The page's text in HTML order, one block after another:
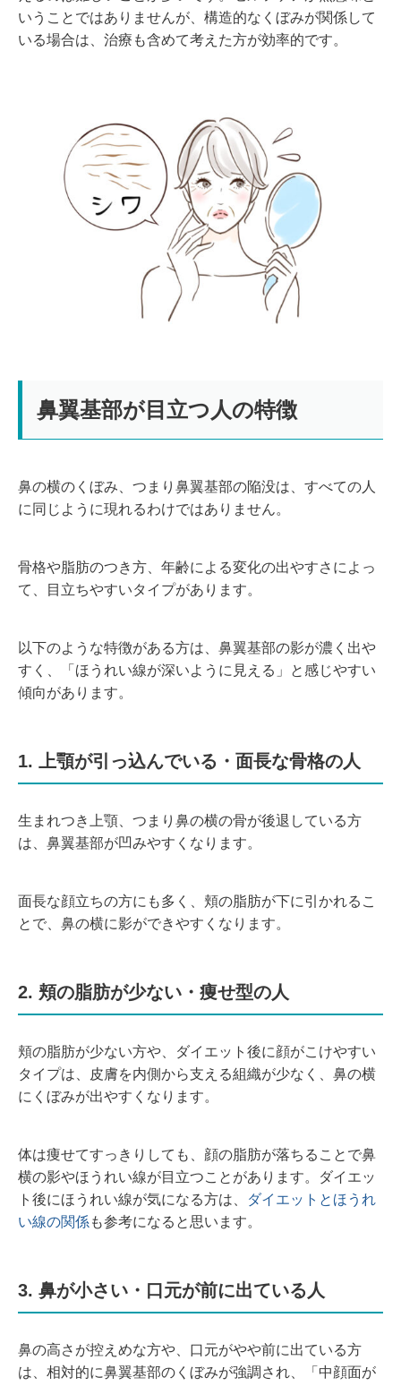
いうことではありませんが、構造的なくぼみが関係して
いる場合は、治療も含めて考えた方が効率的です。
鼻翼基部が目立つ人の特徴
鼻の横のくぼみ、つまり鼻翼基部の陥没は、すべての人
に同じように現れるわけではありません。
骨格や脂肪のつき方、年齢による変化の出やすさによっ
て、目立ちやすいタイプがあります。
以下のような特徴がある方は、鼻翼基部の影が濃く出や
すく、「ほうれい線が深いように見える」と感じやすい
傾向があります。
1. 上顎が引っ込んでいる・面長な骨格の人
生まれつき上顎、つまり鼻の横の骨が後退している方
は、鼻翼基部が凹みやすくなります。
面長な顔立ちの方にも多く、頬の脂肪が下に引かれるこ
とで、鼻の横に影ができやすくなります。
2. 頬の脂肪が少ない・痩せ型の人
頬の脂肪が少ない方や、ダイエット後に顔がこけやすい
タイプは、皮膚を内側から支える組織が少なく、鼻の横
にくぼみが出やすくなります。
体は痩せてすっきりしても、顔の脂肪が落ちることで鼻
横の影やほうれい線が目立つことがあります。ダイエッ
ト後にほうれい線が気になる方は、
ダイエットとほうれ
い線の関係も参考になると思います。
3. 鼻が小さい・口元が前に出ている人
鼻の高さが控えめな方や、口元がやや前に出ている方
は、相対的に鼻翼基部のくぼみが強調され、「中顔面が